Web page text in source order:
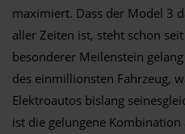
maximiert. Dass der Model 3
aller Zeiten ist, steht schon
besonderer Meilenstein
des einmillionsten Fahrzeug,
Elektroautos bislang
ist die gelungene